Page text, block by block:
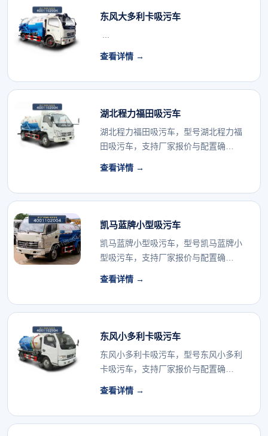
东风大多利卡吸污车
查看详情 →
湖北程力福田吸污车
湖北程力福田吸污车，型号湖北程力福
田吸污车，支持厂家报价与配置确
查看详情 →
凯马蓝牌小型吸污车
凯马蓝牌小型吸污车，型号凯马蓝牌小
型吸污车，支持厂家报价与配置确
查看详情 →
东风小多利卡吸污车
东风小多利卡吸污车，型号东风小多利
卡吸污车，支持厂家报价与配置确
查看详情 →